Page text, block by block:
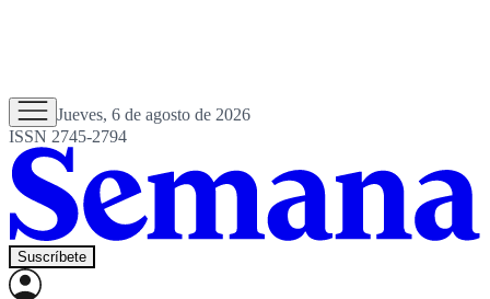
Jueves, 6 de agosto de 2026
ISSN 2745-2794
Suscríbete